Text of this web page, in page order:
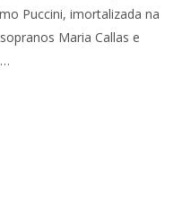
Puccini, imortalizada na
Maria Callas e